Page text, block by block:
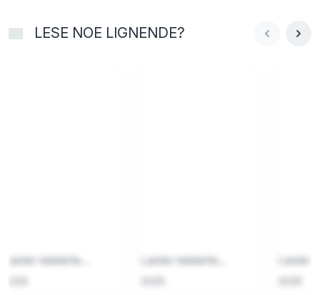
LESE NOE LIGNENDE?
Laster relaterte... Laster relaterte... Laster